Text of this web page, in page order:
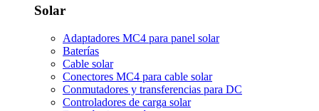
Solar
Adaptadores MC4 para panel solar
Baterías
Cable solar
Conectores MC4 para cable solar
Conmutadores y transferencias para DC
Controladores de carga solar